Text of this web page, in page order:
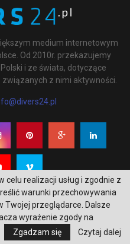
medium internetowym
Od 2010r. przekazujemy
i ze świata, dotyczące
z nimi aktywności.
Designed and Developed by
Gdańsk
celu realizacji usług i zgodnie z
warunki przechowywania
Twojej przeglądarce. Dalsze
wyrażenie zgody na
Zgadzam się Czytaj dalej